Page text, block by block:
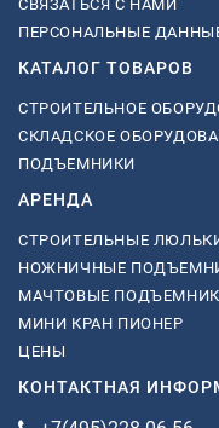
СВЯЗАТЬСЯ С НАМИ
ПЕРСОНАЛЬНЫЕ
КАТАЛОГ ТОВАРОВ
СТРОИТЕЛЬНОЕ
СКЛАДСКОЕ
ПОДЪЕМНИКИ
АРЕНДА
СТРОИТЕЛЬНЫЕ
НОЖНИЧНЫЕ
МАЧТОВЫЕ
МИНИ КРАН ПИОНЕР
ЦЕНЫ
КОНТАКТНАЯ